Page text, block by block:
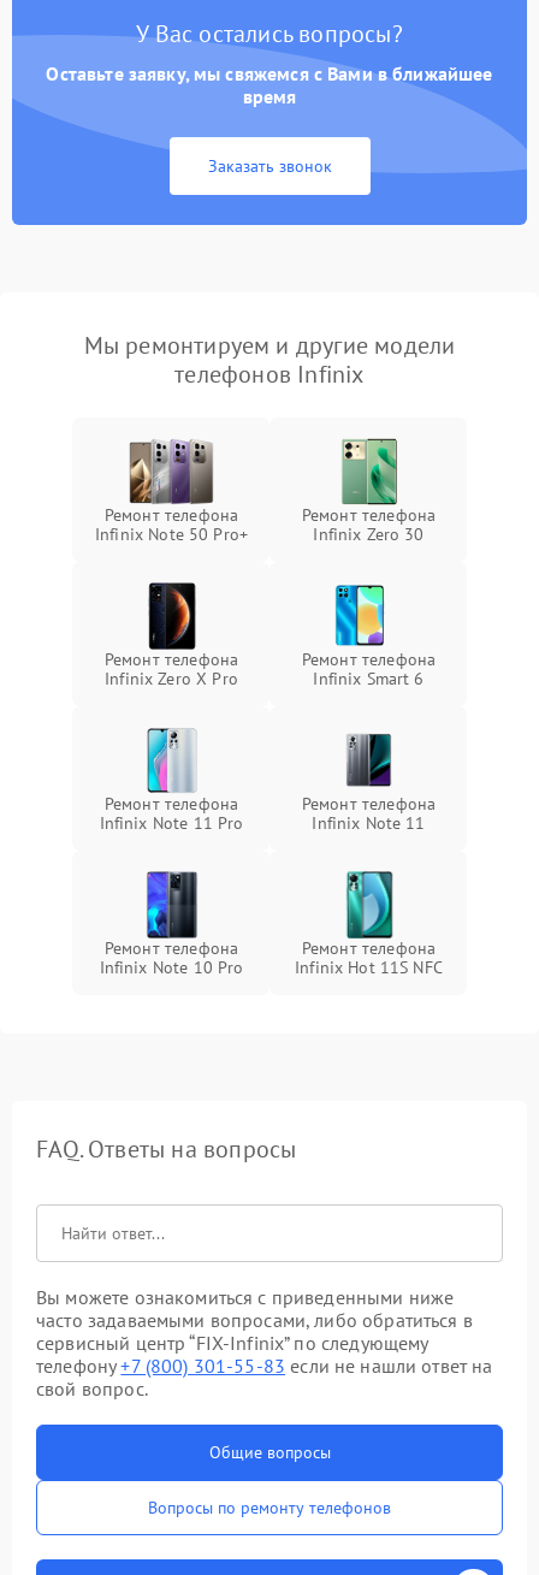
У Вас остались вопросы?
Оставьте заявку, мы свяжемся с Вами в ближайшее
время
Заказать звонок
Мы ремонтируем и другие модели
телефонов Infinix
Ремонт телефона
Infinix Note 50 Pro+
Ремонт телефона
Infinix Zero 30
Ремонт телефона
Infinix Zero X Pro
Ремонт телефона
Infinix Smart 6
Ремонт телефона
Infinix Note 11 Pro
Ремонт телефона
Infinix Note 11
Ремонт телефона
Infinix Note 10 Pro
Ремонт телефона
Infinix Hot 11S NFC
FAQ. Ответы на вопросы
Вы можете ознакомиться с приведенными ниже
часто задаваемыми вопросами, либо обратиться в
сервисный центр “FIX-Infinix” по следующему
телефону+7 (800) 301-55-83 если не нашли ответ на
свой вопрос.
Общие вопросы
Вопросы по ремонту телефонов